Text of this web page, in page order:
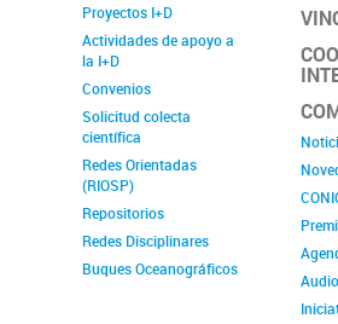
Proyectos I+D
Actividades de apoyo a
la I+D
Convenios
Solicitud colecta
científica
Redes Orientadas
(RIOSP)
Repositorios
Redes Disciplinares
Buques Oceanográficos